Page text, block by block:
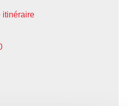
itinéraire